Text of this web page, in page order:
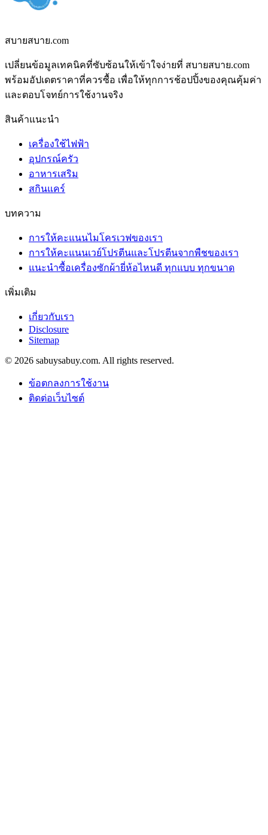
สบายสบาย.com
เปลี่ยนข้อมูลเทคนิคที่ซับซ้อนให้เข้าใจง่ายที่ สบายสบาย.com
พร้อมอัปเดตราคาที่ควรซื้อ เพื่อให้ทุกการช้อปปิ้งของคุณคุ้มค่า
และตอบโจทย์การใช้งานจริง
สินค้าแนะนำ
เครื่องใช้ไฟฟ้า
อุปกรณ์ครัว
อาหารเสริม
สกินแคร์
บทความ
การให้คะแนนไมโครเวฟของเรา
การให้คะแนนเวย์โปรตีนและโปรตีนจากพืชของเรา
แนะนำซื้อเครื่องซักผ้ายี่ห้อไหนดี ทุกแบบ ทุกขนาด
เพิ่มเติม
เกี่ยวกับเรา
Disclosure
Sitemap
© 2026 sabuysabuy.com. All rights reserved.
ข้อตกลงการใช้งาน
ติดต่อเว็บไซต์